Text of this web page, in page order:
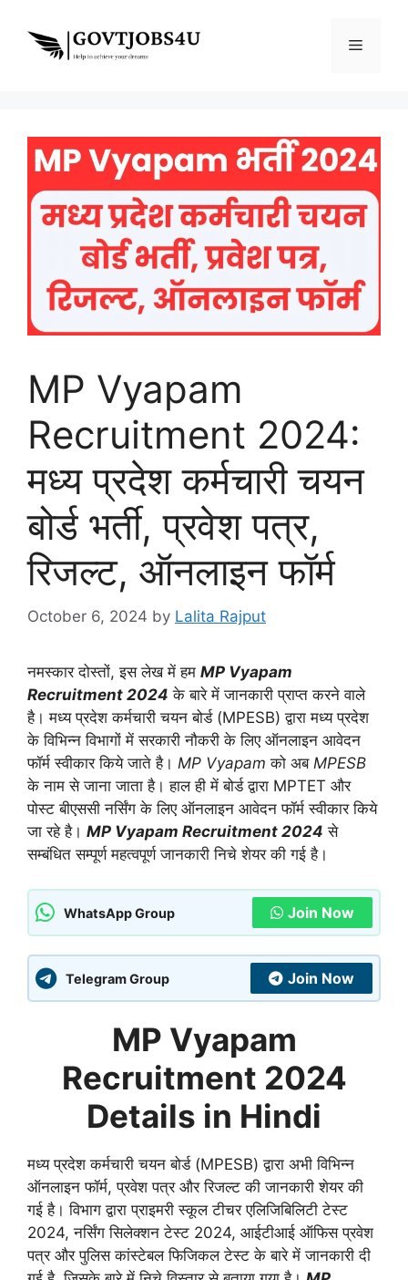
content
Menu
MP Vyapam
Recruitment 2024:
मध्य प्रदेश कर्मचारी चयन
बोर्ड भर्ती, प्रवेश पत्र,
रिजल्ट, ऑनलाइन फॉर्म
October 6, 2024 by Lalita Rajput
नमस्कार दोस्तों, इस लेख में हम MP Vyapam
Recruitment 2024 के बारे में जानकारी प्राप्त करने वाले
है। मध्य प्रदेश कर्मचारी चयन बोर्ड (MPESB) द्वारा मध्य प्रदेश
के विभिन्न विभागों में सरकारी नौकरी के लिए ऑनलाइन आवेदन
फॉर्म स्वीकार किये जाते है। MP Vyapam को अब MPESB
के नाम से जाना जाता है। हाल ही में बोर्ड द्वारा MPTET और
पोस्ट बीएससी नर्सिंग के लिए ऑनलाइन आवेदन फॉर्म स्वीकार किये
जा रहे है। MP Vyapam Recruitment 2024 से
सम्बंधित सम्पूर्ण महत्वपूर्ण जानकारी निचे शेयर की गई है।
WhatsApp Group Join Now
Telegram Group Join Now
MP Vyapam
Recruitment 2024
Details in Hindi
मध्य प्रदेश कर्मचारी चयन बोर्ड (MPESB) द्वारा अभी विभिन्न
ऑनलाइन फॉर्म, प्रवेश पत्र और रिजल्ट की जानकारी शेयर की
गई है। विभाग द्वारा प्राइमरी स्कूल टीचर एलिजिबिलिटी टेस्ट
2024, नर्सिंग सिलेक्शन टेस्ट 2024, आईटीआई ऑफिस प्रवेश
पत्र और पुलिस कांस्टेबल फिजिकल टेस्ट के बारे में जानकारी दी